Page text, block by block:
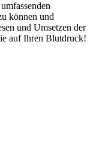
können und
und Umsetzen der
auf Ihren Blutdruck!